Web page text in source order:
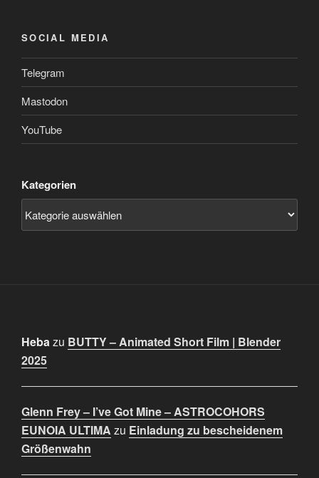
SOCIAL MEDIA
Telegram
Mastodon
YouTube
Kategorien
Hebazu BUTTY – Animated Short Film | Blender
2025
Glenn Frey – I’ve Got Mine – ASTROCOHORS
EUNOIA ULTIMA zu Einladung zu bescheidenem
Größenwahn